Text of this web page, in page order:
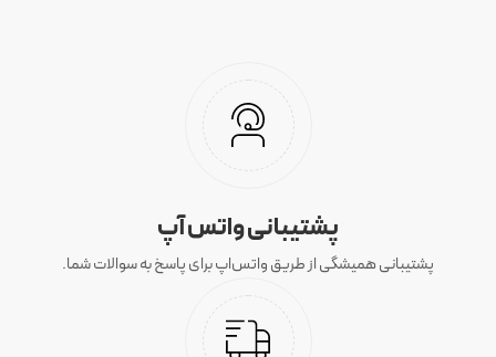
پشتیبانی واتس آپ
پشتیبانی همیشگی از طریق واتس‌اپ برای پاسخ به سوالات شما.